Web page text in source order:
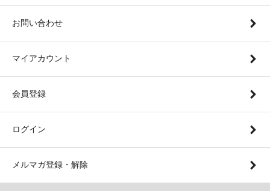
お問い合わせ
マイアカウント
会員登録
ログイン
メルマガ登録・解除